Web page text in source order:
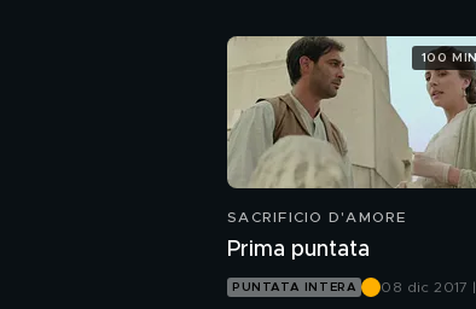
SACRIFICIO D'AMORE
Prima puntata
PUNTATA INTERA
08 dic 2017 |
100 MIN